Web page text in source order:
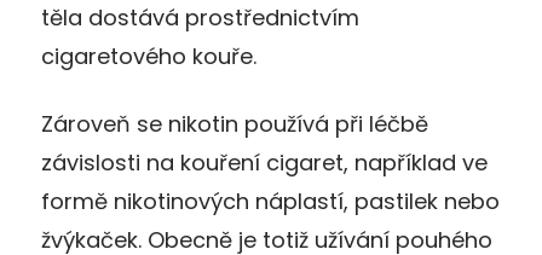
těla dostává prostřednictvím
cigaretového kouře.
Zároveň se nikotin používá při léčbě
závislosti na kouření cigaret, například ve
formě nikotinových náplastí, pastilek nebo
žvýkaček. Obecně je totiž užívání pouhého